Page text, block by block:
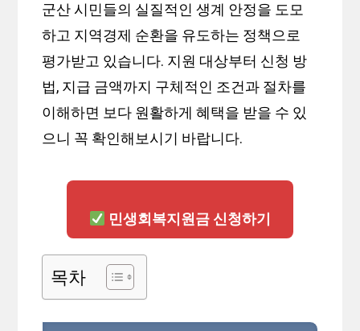
군산 시민들의 실질적인 생계 안정을 도모
하고 지역경제 순환을 유도하는 정책으로
평가받고 있습니다. 지원 대상부터 신청 방
법, 지급 금액까지 구체적인 조건과 절차를
이해하면 보다 원활하게 혜택을 받을 수 있
으니 꼭 확인해보시기 바랍니다.
민생회복지원금 신청하기
목차